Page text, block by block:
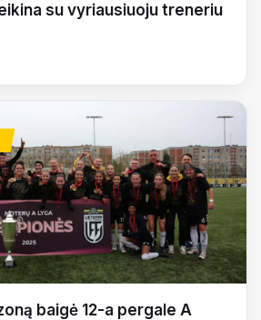
su vyriausiuoju treneriu
baigė 12-a pergale A